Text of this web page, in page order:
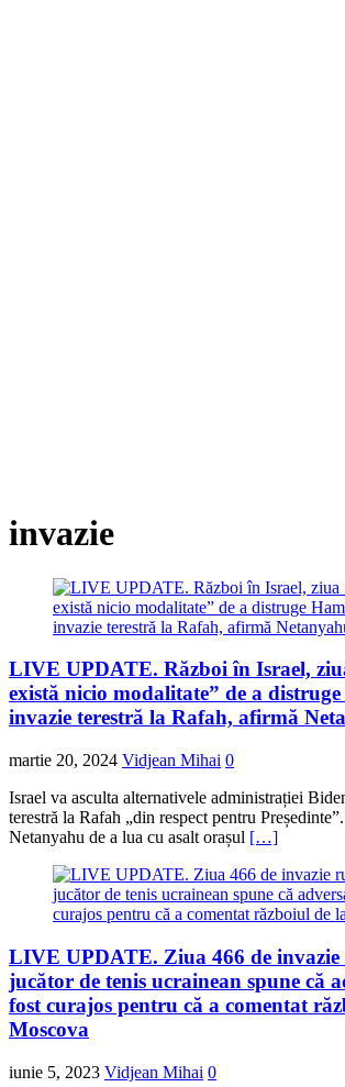
invazie
LIVE UPDATE. Război în Israel,
există nicio modalitate” de a
invazie terestră la Rafah, afirmă
martie 20, 2024 Vidjean Mihai 0
Israel va asculta alternativele administrației
terestră la Rafah „din respect pentru
Netanyahu de a lua cu asalt orașul […]
LIVE UPDATE. Ziua 466 de invazie
jucător de tenis ucrainean spune că
fost curajos pentru că a comentat
Moscova
iunie 5, 2023 Vidjean Mihai 0